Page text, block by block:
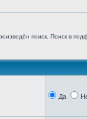
поиск. Поиск в
Да